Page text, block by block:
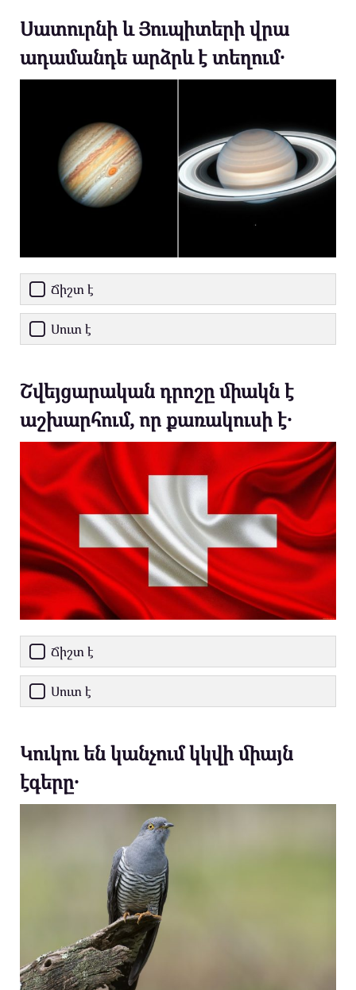
Սատուրնի և Յուպիտերի վրա
ադամանդե արձրև է տեղում․
Ճիշտ է
Սուտ է
Շվեյցարական դրոշը միակն է
աշխարհում, որ քառակուսի է․
Ճիշտ է
Սուտ է
Կուկու են կանչում կկվի միայն
էգերը․